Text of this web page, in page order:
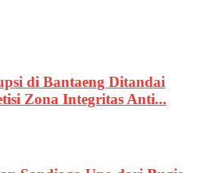
di Bantaeng Ditandai
Zona Integritas Anti...